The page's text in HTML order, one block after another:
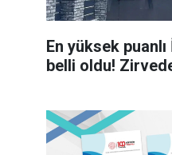
En yüksek
belli oldu!